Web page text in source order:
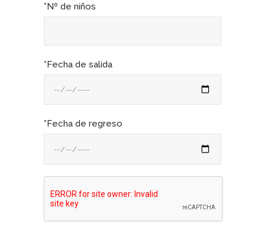
*Nº de niños
*Fecha de salida
*Fecha de regreso